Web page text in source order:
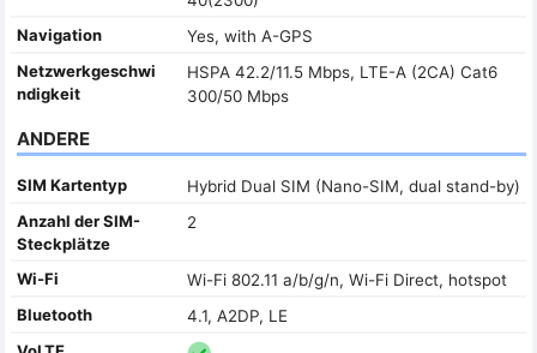
Navigation
Yes, with A-GPS
Netzwerkgeschwi
ndigkeit
HSPA 42.2/11.5 Mbps, LTE-A (2CA) Cat6
300/50 Mbps
ANDERE
SIM Kartentyp
Hybrid Dual SIM (Nano-SIM, dual stand-by)
Anzahl der SIM-
Steckplätze
2
Wi-Fi
Wi-Fi 802.11 a/b/g/n, Wi-Fi Direct, hotspot
Bluetooth
4.1, A2DP, LE